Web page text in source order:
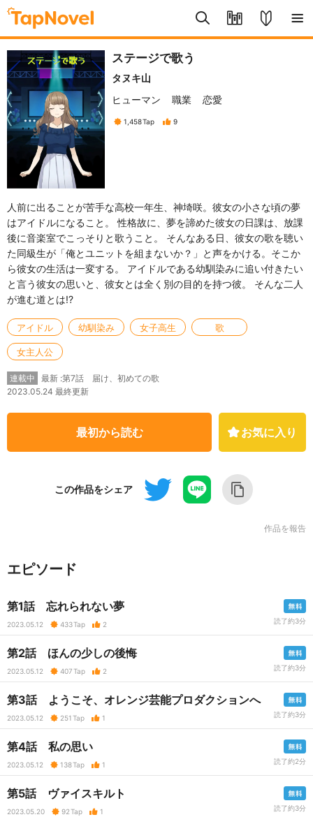
ステージで歌う
タヌキ山
ヒューマン
職業 恋愛
1,458Tap 9
人前に出ることが苦手な高校一年生、神埼咲。彼女の小さな頃の夢
はアイドルになること。 性格故に、夢を諦めた彼女の日課は、放課
後に音楽室でこっそりと歌うこと。 そんなある日、彼女の歌を聴い
た同級生が「俺とユニットを組まないか？」と声をかける。そこか
ら彼女の生活は一変する。 アイドルである幼馴染みに追い付きたい
と言う彼女の思いと、彼女とは全く別の目的を持つ彼。 そんな二人
が進む道とは!?
アイドル 幼馴染み 女子高生 歌
女主人公
連載中
最新 :第7話 届け、初めての歌
2023.05.24 最終更新
最初から読む お気に入り
この作品をシェア
作品を報告
エピソード
第1話 忘れられない夢
2023.05.12 433Tap 2 読了約3分
第2話 ほんの少しの後悔
2023.05.12 407Tap 2 読了約3分
第3話 ようこそ、オレンジ芸能プロダクションへ
2023.05.12 251Tap 1 読了約3分
第4話 私の思い
2023.05.12 138Tap 1 読了約2分
第5話 ヴァイスキルト
2023.05.20 92Tap 1 読了約3分